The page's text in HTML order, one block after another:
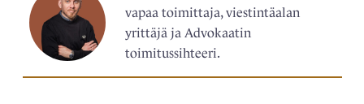
vapaa toimittaja, viestintäalan
yrittäjä ja Advokaatin
toimitussihteeri.